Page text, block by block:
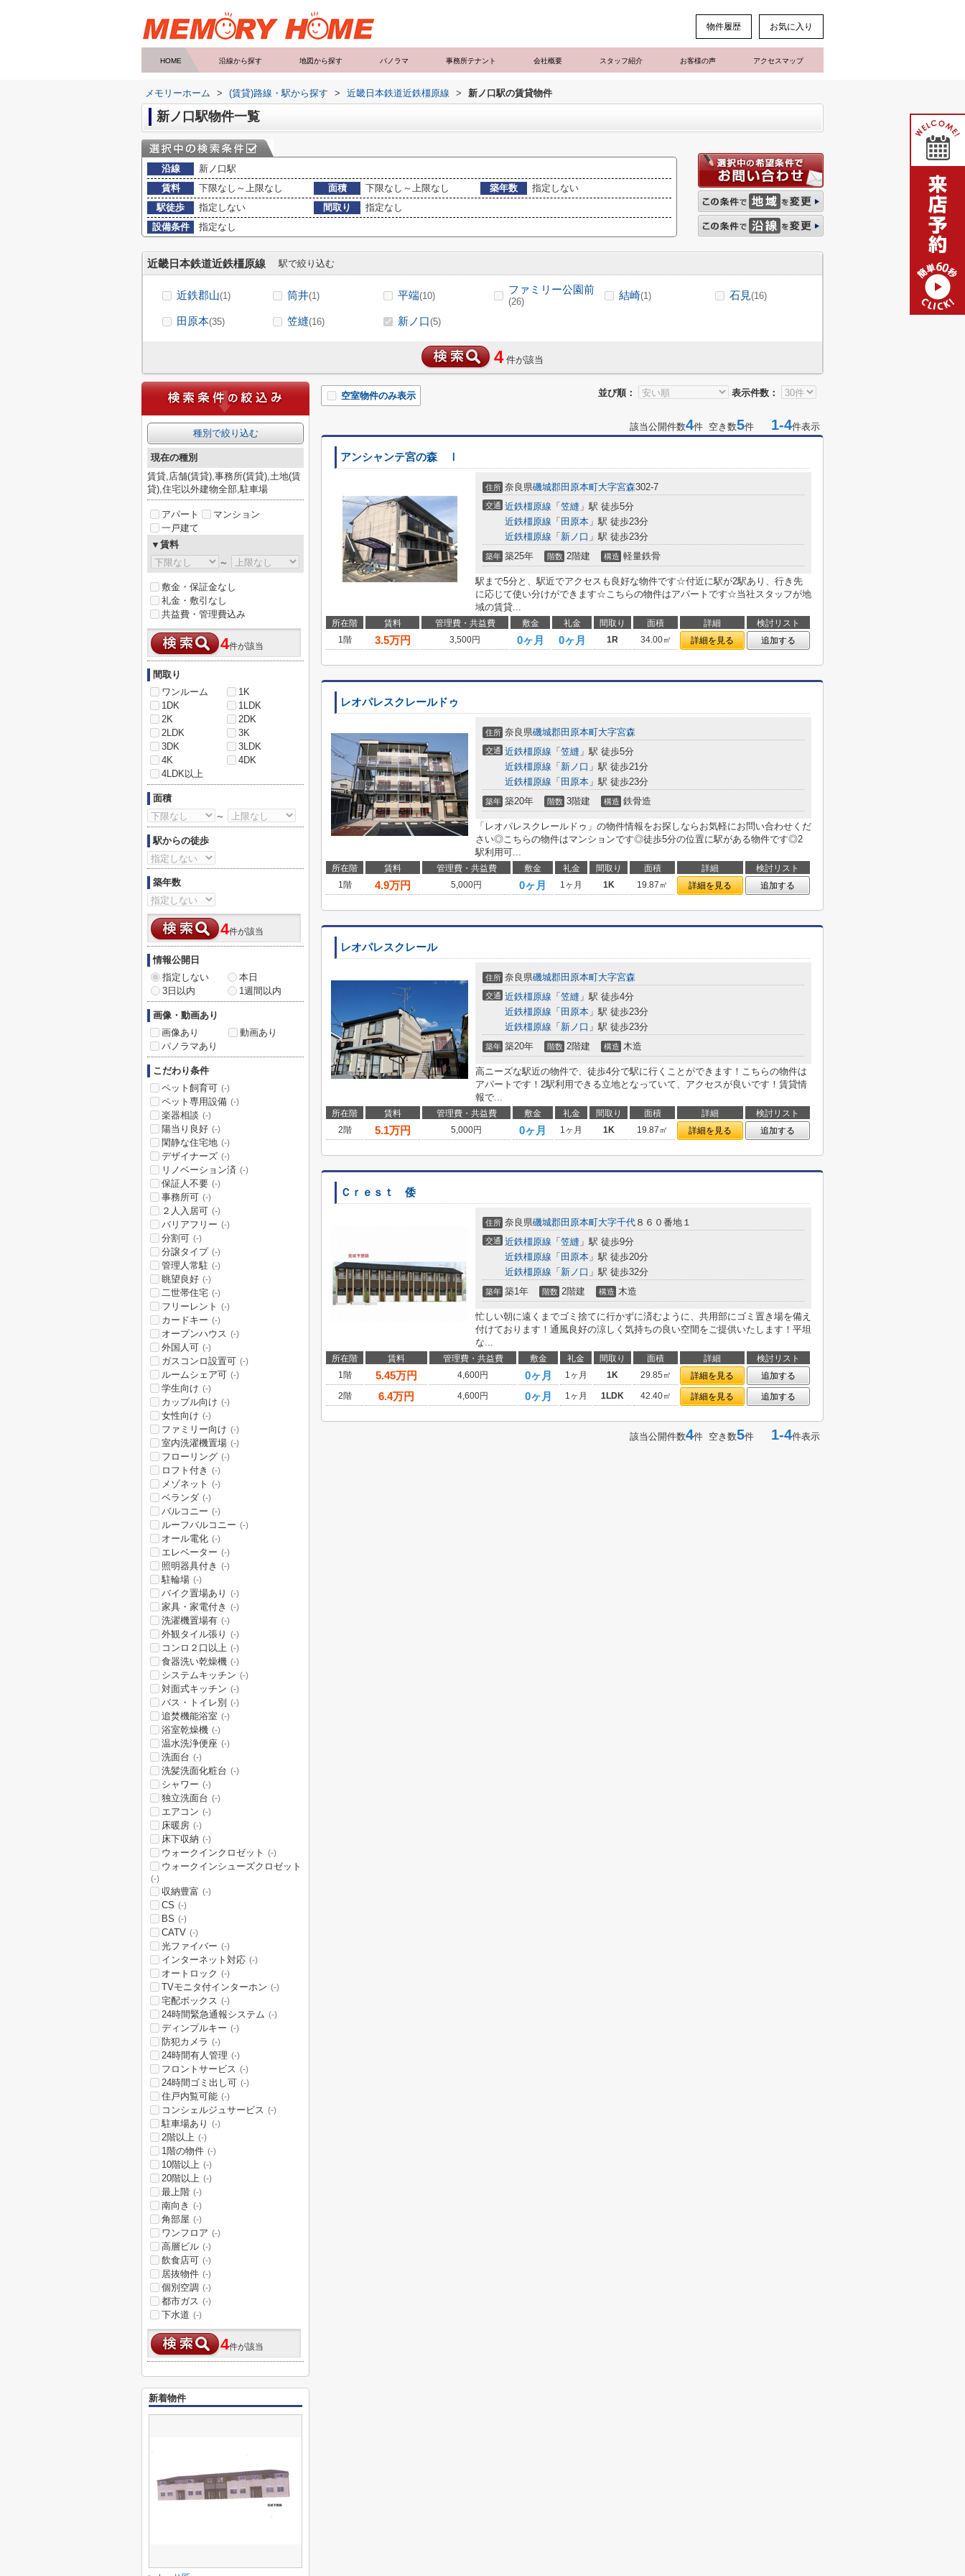
物件履歴 お気に入り
HOME 沿線から探す 地図から探す パノラマ 事務所テナント 会社概要 スタッフ紹介 お客様の声 アクセスマップ
メモリーホーム > (賃貸)路線・駅から探す > 近畿日本鉄道近鉄橿原線 > 新ノ口駅の賃貸物件
新ノ口駅物件一覧
沿線
新ノ口駅
賃料
下限なし～上限なし 面積 下限なし～上限なし 築年数
指定しない
駅徒歩
指定しない 間取り
指定なし
設備条件
指定なし
近畿日本鉄道近鉄橿原線 駅で絞り込む
近鉄郡山(1) 筒井(1) 平端(10)
ファミリー公園前
(26)
結崎(1) 石見(16)
田原本(35) 笠縫(16) 新ノ口(5)
4 件が該当
並び順： 表示件数：
空室物件のみ表示
該当公開件数4件 空き数5件 1-4件表示
アンシャンテ宮の森 Ⅰ
住所 奈良県磯城郡田原本町大字宮森302-7
交通 近鉄橿原線 「 笠縫 」駅 徒歩5分
近鉄橿原線 「 田原本 」駅 徒歩23分
近鉄橿原線 「 新ノ口 」駅 徒歩23分
築年 築25年 階数 2階建 構造 軽量鉄骨
駅まで5分と、駅近でアクセスも良好な物件です☆付近に駅が2駅あり、行き先
に応じて使い分けができます☆こちらの物件はアパートです☆当社スタッフが地
域の賃貸...
所在階 賃料 管理費・共益費 敷金 礼金 間取り 面積 詳細
検討リスト
1階
3.5万円 3,500円 0ヶ月 0ヶ月 1R 34.00㎡ 詳細を見る 追加する
レオパレスクレールドゥ
住所 奈良県磯城郡田原本町大字宮森
交通 近鉄橿原線 「 笠縫 」駅 徒歩5分
近鉄橿原線 「 新ノ口 」駅 徒歩21分
近鉄橿原線 「 田原本 」駅 徒歩23分
築年 築20年 階数 3階建 構造 鉄骨造
「レオパレスクレールドゥ」の物件情報をお探しならお気軽にお問い合わせくだ
さい◎こちらの物件はマンションです◎徒歩5分の位置に駅がある物件です◎2
駅利用可...
所在階 賃料 管理費・共益費 敷金 礼金 間取り 面積 詳細
検討リスト
1階
4.9万円 5,000円 0ヶ月 1ヶ月 1K 19.87㎡ 詳細を見る 追加する
レオパレスクレール
住所 奈良県磯城郡田原本町大字宮森
交通 近鉄橿原線 「 笠縫 」駅 徒歩4分
近鉄橿原線 「 田原本 」駅 徒歩23分
近鉄橿原線 「 新ノ口 」駅 徒歩23分
築年 築20年 階数 2階建 構造 木造
高ニーズな駅近の物件で、徒歩4分で駅に行くことができます！こちらの物件は
アパートです！2駅利用できる立地となっていて、アクセスが良いです！賃貸情
報で...
所在階 賃料 管理費・共益費 敷金 礼金 間取り 面積 詳細
検討リスト
2階
5.1万円 5,000円 0ヶ月 1ヶ月 1K 19.87㎡ 詳細を見る 追加する
Ｃｒｅｓｔ 倭
住所 奈良県磯城郡田原本町大字千代 ８６０番地１
交通 近鉄橿原線 「 笠縫 」駅 徒歩9分
近鉄橿原線 「 田原本 」駅 徒歩20分
近鉄橿原線 「 新ノ口 」駅 徒歩32分
築年 築1年 階数 2階建 構造 木造
忙しい朝に遠くまでゴミ捨てに行かずに済むように、共用部にゴミ置き場を備え
付けております！通風良好の涼しく気持ちの良い空間をご提供いたします！平坦
な...
所在階 賃料 管理費・共益費 敷金 礼金 間取り 面積 詳細
検討リスト
1階
5.45万円 4,600円 0ヶ月 1ヶ月 1K 29.85㎡ 詳細を見る
追加する
2階
6.4万円 4,600円 0ヶ月 1ヶ月 1LDK 42.40㎡ 詳細を見る 追加する
該当公開件数4件 空き数5件 1-4件表示
種別で絞り込む
現在の種別
賃貸,店舗(賃貸),事務所(賃貸),土地(賃
貸),住宅以外建物全部,駐車場
アパート
マンション
一戸建て
▼賃料
～
敷金・保証金なし
礼金・敷引なし
共益費・管理費込み
4件が該当
間取り
ワンルーム
1K
1DK
1LDK
2K
2DK
2LDK
3K
3DK
3LDK
4K
4DK
4LDK以上
面積
～
駅からの徒歩
築年数
4件が該当
情報公開日
指定しない
本日
3日以内
1週間以内
画像・動画あり
画像あり
動画あり
パノラマあり
こだわり条件
ペット飼育可 (-)
ペット専用設備 (-)
楽器相談 (-)
陽当り良好 (-)
閑静な住宅地 (-)
デザイナーズ (-)
リノベーション済 (-)
保証人不要 (-)
事務所可 (-)
２人入居可 (-)
バリアフリー (-)
分割可 (-)
分譲タイプ (-)
管理人常駐 (-)
眺望良好 (-)
二世帯住宅 (-)
フリーレント (-)
カードキー (-)
オープンハウス (-)
外国人可 (-)
ガスコンロ設置可 (-)
ルームシェア可 (-)
学生向け (-)
カップル向け (-)
女性向け (-)
ファミリー向け (-)
室内洗濯機置場 (-)
フローリング (-)
ロフト付き (-)
メゾネット (-)
ベランダ (-)
バルコニー (-)
ルーフバルコニー (-)
オール電化 (-)
エレベーター (-)
照明器具付き (-)
駐輪場 (-)
バイク置場あり (-)
家具・家電付き (-)
洗濯機置場有 (-)
外観タイル張り (-)
コンロ２口以上 (-)
食器洗い乾燥機 (-)
システムキッチン (-)
対面式キッチン (-)
バス・トイレ別 (-)
追焚機能浴室 (-)
浴室乾燥機 (-)
温水洗浄便座 (-)
洗面台 (-)
洗髪洗面化粧台 (-)
シャワー (-)
独立洗面台 (-)
エアコン (-)
床暖房 (-)
床下収納 (-)
ウォークインクロゼット (-)
ウォークインシューズクロゼット
(-)
収納豊富 (-)
CS (-)
BS (-)
CATV (-)
光ファイバー (-)
インターネット対応 (-)
オートロック (-)
TVモニタ付インターホン (-)
宅配ボックス (-)
24時間緊急通報システム (-)
ディンプルキー (-)
防犯カメラ (-)
24時間有人管理 (-)
フロントサービス (-)
24時間ゴミ出し可 (-)
住戸内覧可能 (-)
コンシェルジュサービス (-)
駐車場あり (-)
2階以上 (-)
1階の物件 (-)
10階以上 (-)
20階以上 (-)
最上階 (-)
南向き (-)
角部屋 (-)
ワンフロア (-)
高層ビル (-)
飲食店可 (-)
居抜物件 (-)
個別空調 (-)
都市ガス (-)
下水道 (-)
4件が該当
新着物件